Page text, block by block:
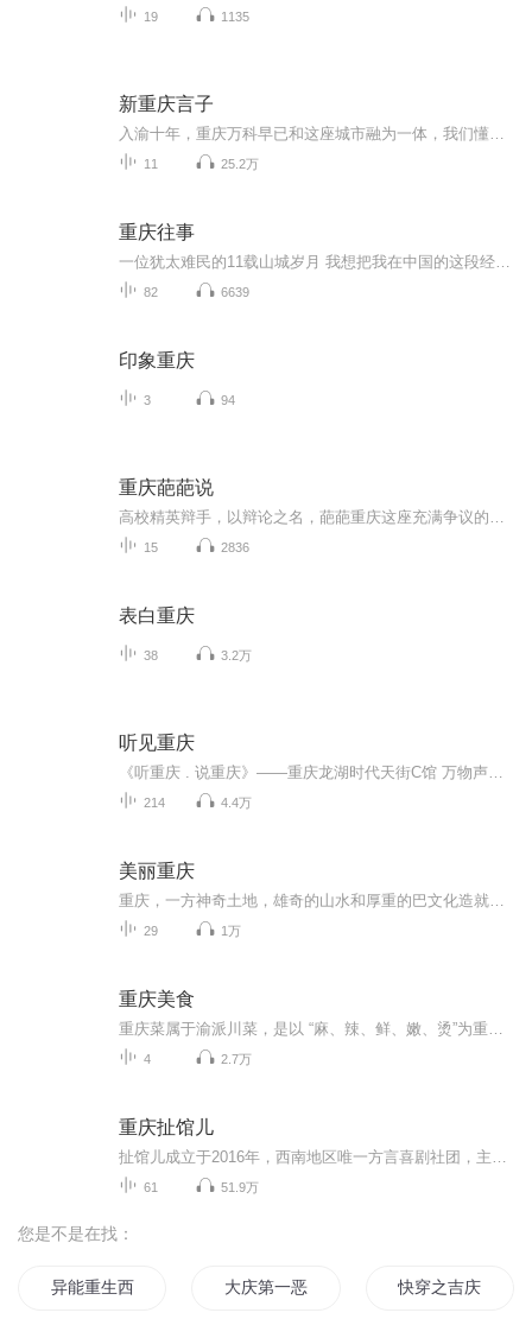
19 1135
新重庆言子
11 25.2万
重庆往事
82 6639
印象重庆
3 94
重庆葩葩说
15 2836
表白重庆
38 3.2万
听见重庆
214 4.4万
美丽重庆
29 1万
重庆美食
4 2.7万
重庆扯馆儿
61 51.9万
您是不是在找：
异能重生西门庆 大庆第一恶 快穿之吉庆有余